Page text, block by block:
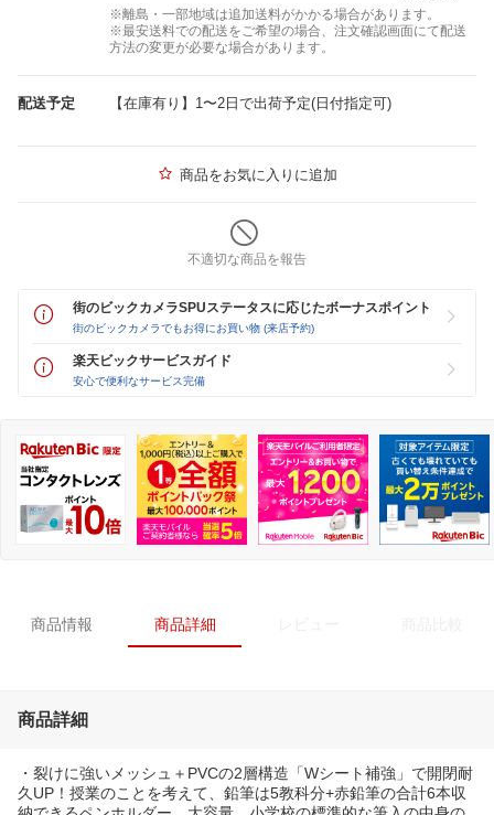
※離島・一部地域は追加送料がかかる場合があります。
※最安送料での配送をご希望の場合、注文確認画面にて配送
方法の変更が必要な場合があります。
配送予定 【在庫有り】1〜2日で出荷予定(日付指定可)
商品をお気に入りに追加
不適切な商品を報告
街のビックカメラSPUステータスに応じたボーナスポイント
街のビックカメラでもお得にお買い物 (来店予約)
楽天ビックサービスガイド
安心で便利なサービス完備
商品情報 商品詳細
商品詳細
・裂けに強いメッシュ＋PVCの2層構造「Wシート補強」で開閉耐
久UP！授業のことを考えて、鉛筆は5教科分+赤鉛筆の合計6本収